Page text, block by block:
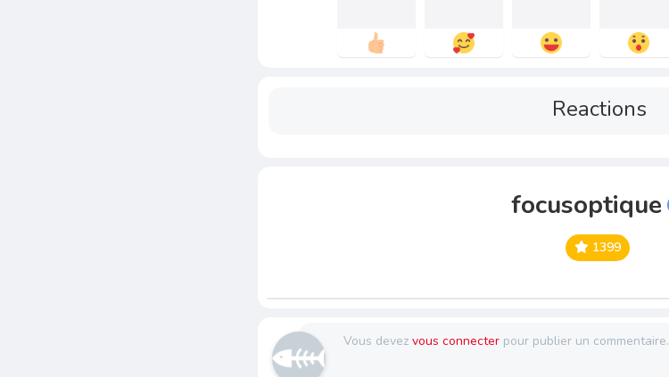
Reactions
focusoptique
1399
Vous devezvous connecter pour publier un commentaire.